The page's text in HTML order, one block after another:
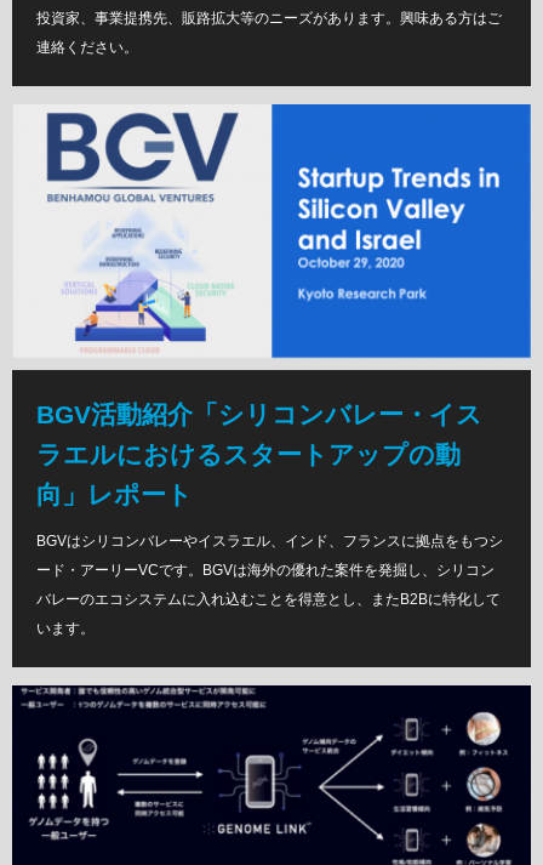
投資家、事業提携先、販路拡大等のニーズがあります。興味ある方はご
連絡ください。
BGV活動紹介「シリコンバレー・イス
ラエルにおけるスタートアップの動
向」レポート
BGVはシリコンバレーやイスラエル、インド、フランスに拠点をもつシ
ード・アーリーVCです。BGVは海外の優れた案件を発掘し、シリコン
バレーのエコシステムに入れ込むことを得意とし、またB2Bに特化して
います。